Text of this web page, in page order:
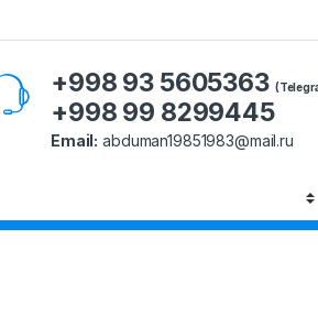
+998 93 5605363
+998 99 8299445
Email: abduman19851983@mail.ru